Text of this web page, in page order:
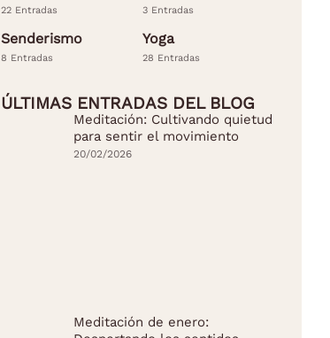
22 Entradas 3 Entradas
Senderismo
8 Entradas
Yoga
28 Entradas
ÚLTIMAS ENTRADAS DEL BLOG
Meditación: Cultivando quietud
para sentir el movimiento
20/02/2026
Meditación de enero: